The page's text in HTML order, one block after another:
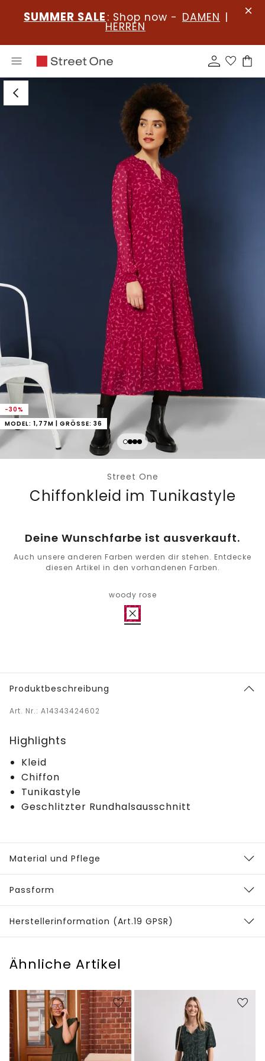
SUMMER SALE : Shop now - DAMEN |
HERREN
-30%
MODEL: 1,77M | GRÖSSE: 36
Street One
Chiffonkleid im Tunikastyle
Deine Wunschfarbe ist ausverkauft.
Auch unsere anderen Farben werden dir stehen. Entdecke
diesen Artikel in den vorhandenen Farben.
woody rose
Produktbeschreibung
Art. Nr.: A14343424602
Highlights
Kleid
Chiffon
Tunikastyle
Geschlitzter Rundhalsausschnitt
Material und Pflege
Passform
Herstellerinformation (Art.19 GPSR)
Ähnliche Artikel